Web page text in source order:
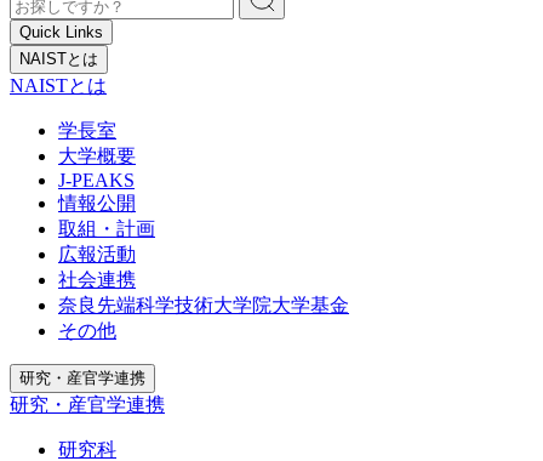
Quick Links
NAISTとは
NAISTとは
学長室
大学概要
J-PEAKS
情報公開
取組・計画
広報活動
社会連携
奈良先端科学技術大学院大学基金
その他
研究・産官学連携
研究・産官学連携
研究科